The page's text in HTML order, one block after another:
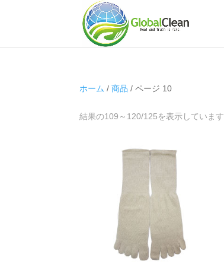
ホーム /商品 / ページ 10
結果の109～120/125を表示しています